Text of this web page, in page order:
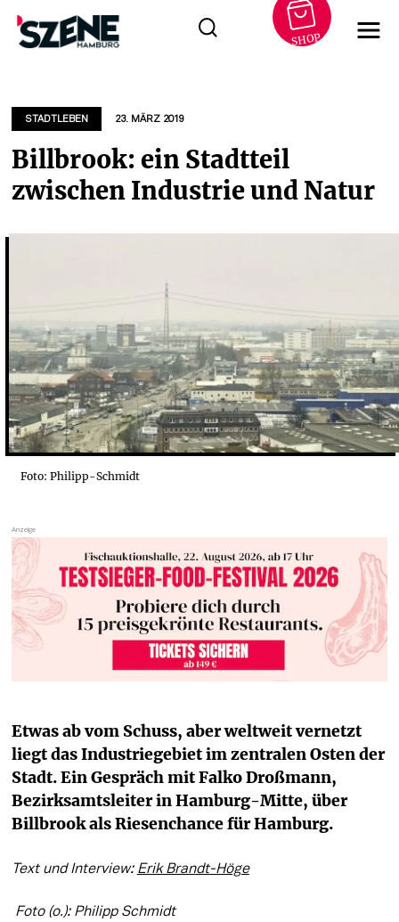
springen
SHOP
STADTLEBEN 23. MÄRZ 2019
Billbrook: ein Stadtteil
zwischen Industrie und Natur
Foto: Philipp-Schmidt
Etwas ab vom Schuss, aber weltweit vernetzt
liegt das Industriegebiet im zentralen Osten der
Stadt. Ein Gespräch mit Falko Droßmann,
Bezirksamtsleiter in Hamburg-Mitte, über
Billbrook als Riesenchance für Hamburg.
Text und Interview: Erik Brandt-Höge
Foto (o.): Philipp Schmidt